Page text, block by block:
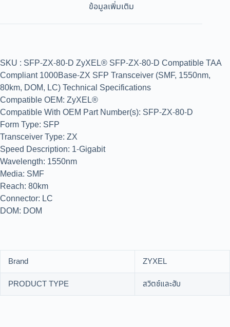
ข้อมูลเพิ่มเติม
SKU : SFP-ZX-80-D ZyXEL® SFP-ZX-80-D Compatible TAA
Compliant 1000Base-ZX SFP Transceiver (SMF, 1550nm,
80km, DOM, LC) Technical Specifications
Compatible OEM: ZyXEL®
Compatible With OEM Part Number(s): SFP-ZX-80-D
Form Type: SFP
Transceiver Type: ZX
Speed Description: 1-Gigabit
Wavelength: 1550nm
Media: SMF
Reach: 80km
Connector: LC
DOM: DOM
Brand
ZYXEL
PRODUCT TYPE
สวิตช์และฮับ